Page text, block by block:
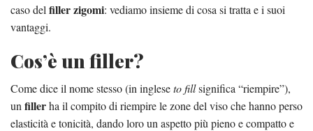
caso del filler zigomi: vediamo insieme di cosa si tratta e i suoi
vantaggi.
Cos’è un filler?
Come dice il nome stesso (in ingleseto fillsignifica “riempire”),
un fillerha il compito di riempire le zone del viso che hanno perso
elasticità e tonicità, dando loro un aspetto più pieno e compatto e